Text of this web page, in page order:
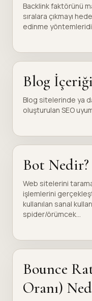
Backlink faktörünü
sıralara çıkmayı
edinme
Blog
Blog sitelerinde ya
oluşturulan SEO
Bot Nedir?
Web sitelerini
işlemlerini
kullanılan sanal
spider/örümcek...
Bounce
Oranı)